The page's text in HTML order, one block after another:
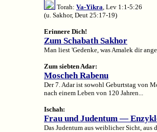
Torah: Va-Yikra, Lev 1:1-5:26
(u. Sakhor, Deut 25:17-19)
Erinnere Dich!
Zum Schabath Sakhor
Man liest 'Gedenke, was Amalek dir
Zum siebten Adar:
Moscheh Rabenu
Der 7. Adar ist sowohl Geburtstag von
nach einem Leben von 120 Jahren...
Ischah:
Frau und Judentum —
Das Judentum aus weiblicher Sicht,